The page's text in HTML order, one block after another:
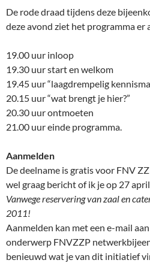
De rode draad tijdens deze
deze avond ziet het programma er
19.00 uur inloop
19.30 uur start en welkom
19.45 uur “laagdrempelig
20.15 uur “wat brengt je hier?”
20.30 uur ontmoeten
21.00 uur einde programma.
Aanmelden
De deelname is gratis voor FNV
wel graag bericht of ik je op 27
Vanwege reservering van zaal en
2011!
Aanmelden kan met een e-mail aan
onderwerp FNVZZP
benieuwd wat je van dit initiatief